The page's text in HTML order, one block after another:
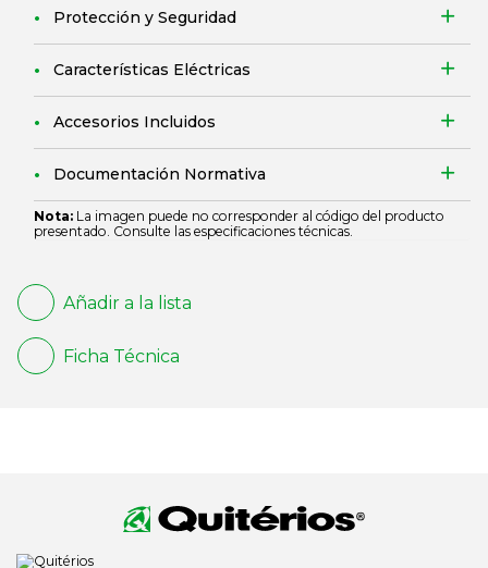
Protección y Seguridad
Características Eléctricas
Accesorios Incluidos
Documentación Normativa
Nota: La imagen puede no corresponder al código del producto
presentado. Consulte las especificaciones técnicas.
Añadir a la lista
Ficha Técnica